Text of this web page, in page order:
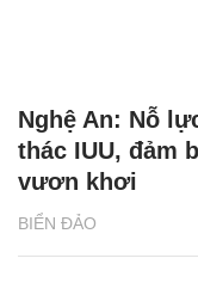
BIỂN ĐẢO
Nghệ An: Nỗ
thác IUU, đảm
vươn khơi